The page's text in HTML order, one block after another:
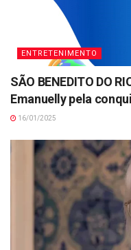
ENTRETENIMENTO
SÃO BENEDITO DO
Emanuelly pela
16/01/2025